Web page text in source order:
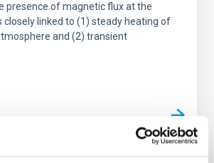
presence of magnetic flux at the
closely linked to (1) steady heating of
and (2) transient